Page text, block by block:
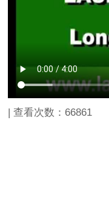
| 查看次数： 66861